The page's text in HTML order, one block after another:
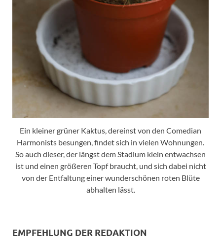
Ein kleiner grüner Kaktus, dereinst von den Comedian
Harmonists besungen, findet sich in vielen Wohnungen.
So auch dieser, der längst dem Stadium klein entwachsen
ist und einen größeren Topf braucht, und sich dabei nicht
von der Entfaltung einer wunderschönen roten Blüte
abhalten lässt.
EMPFEHLUNG DER REDAKTION